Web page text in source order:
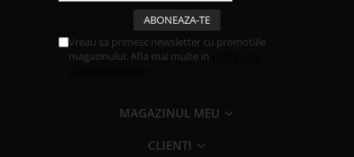
Vreau sa primesc newsletter cu promotiile
magazinului. Afla mai multe in
MAGAZINUL MEU
CLIENTI